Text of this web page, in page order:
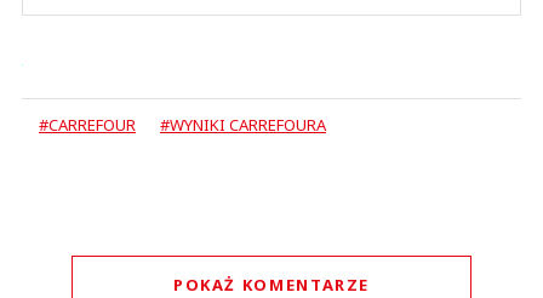
#CARREFOUR #WYNIKI CARREFOURA
POKAŻ KOMENTARZE